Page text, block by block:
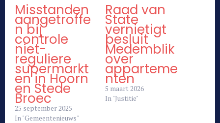
Misstanden
aangetroffe
n bij
controle
niet-
reguliere
supermarkt
en in Hoorn
en Stede
Broec
25 september 2025
In "Gemeentenieuws"
Raad van
State
vernietigt
besluit
Medemblik
over
apparteme
nten
5 maart 2026
In "Justitie"